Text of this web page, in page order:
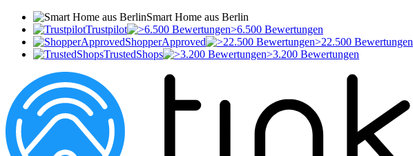
Smart Home aus Berlin
Trustpilot
>6.500 Bewertungen
ShopperApproved
>22.500 Bewertungen
TrustedShops
>3.200 Bewertungen